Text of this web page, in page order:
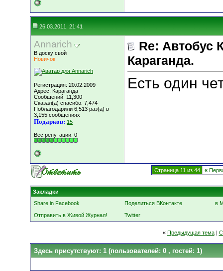
26.03.2011, 21:41
Annarich
В доску свой
Новичок
Регистрация: 20.02.2009
Адрес: Караганда
Сообщений: 11,300
Сказал(а) спасибо: 7,474
Поблагодарили 6,513 раз(а) в
3,155 сообщениях
Подарков: 15
Вес репутации: 0
Re: Автобус
Караганда.
Есть один
Страница 11 из 44 «
Закладки
Share in Facebook
Поделиться ВКонтакте
в
Отправить в Живой Журнал!
Twitter
« Предыдущая тема|
Здесь присутствуют: 1 (пользователей: 0 , гостей: 1)